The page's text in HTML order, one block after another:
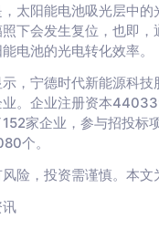
太阳能电池吸光层中
下会发生复位，也即
电池的光电转化效率。
，宁德时代新能源科
。企业注册资本
家企业，参与招投
个。
险，投资需谨慎。本文